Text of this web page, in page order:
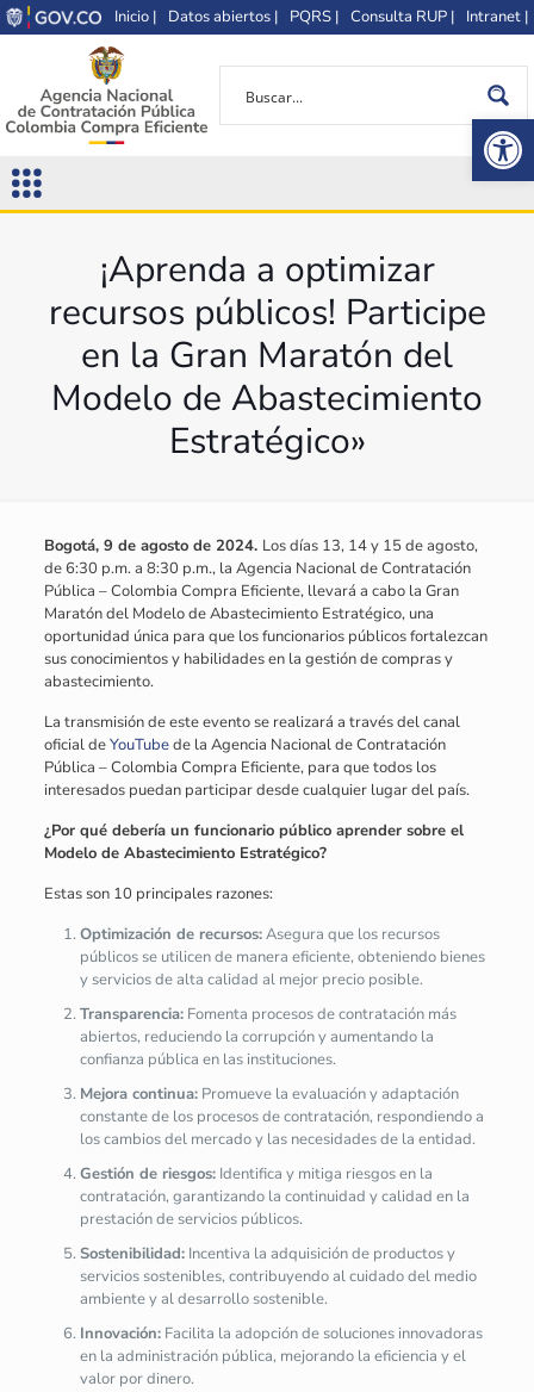
Inicio | Datos abiertos | PQRS | Consulta RUP | Intranet |
¡Aprenda a optimizar
recursos públicos! Participe
en la Gran Maratón del
Modelo de Abastecimiento
Estratégico»
Bogotá, 9 de agosto de 2024. Los días 13, 14 y 15 de agosto,
de 6:30 p.m. a 8:30 p.m., la Agencia Nacional de Contratación
Pública – Colombia Compra Eficiente, llevará a cabo la Gran
Maratón del Modelo de Abastecimiento Estratégico, una
oportunidad única para que los funcionarios públicos fortalezcan
sus conocimientos y habilidades en la gestión de compras y
abastecimiento.
La transmisión de este evento se realizará a través del canal
oficial deYouTubede la Agencia Nacional de Contratación
Pública – Colombia Compra Eficiente, para que todos los
interesados puedan participar desde cualquier lugar del país.
¿Por qué debería un funcionario público aprender sobre el
Modelo de Abastecimiento Estratégico?
Estas son 10 principales razones:
Optimización de recursos:Asegura que los recursos
públicos se utilicen de manera eficiente, obteniendo bienes
y servicios de alta calidad al mejor precio posible.
Transparencia:Fomenta procesos de contratación más
abiertos, reduciendo la corrupción y aumentando la
confianza pública en las instituciones.
Mejora continua:Promueve la evaluación y adaptación
constante de los procesos de contratación, respondiendo a
los cambios del mercado y las necesidades de la entidad.
Gestión de riesgos:Identifica y mitiga riesgos en la
contratación, garantizando la continuidad y calidad en la
prestación de servicios públicos.
Sostenibilidad:Incentiva la adquisición de productos y
servicios sostenibles, contribuyendo al cuidado del medio
ambiente y al desarrollo sostenible.
Innovación:Facilita la adopción de soluciones innovadoras
en la administración pública, mejorando la eficiencia y el
valor por dinero.